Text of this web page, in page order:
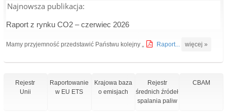
Najnowsza publikacja:
Raport z rynku CO2 – czerwiec 2026
Mamy przyjemność przedstawić Państwu kolejny „ Raport... więcej »
Rejestr
Unii
Raportowanie
w EU ETS
Krajowa baza
o emisjach
Rejestr
średnich źródeł
spalania paliw
CBAM